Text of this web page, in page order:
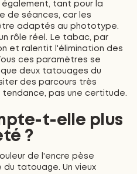
tant pour la
de séances, car les
adaptés au phototype.
rôle réel. Le tabac, par
et ralentit l'élimination des
ces paramètres se
deux tatouages du
des parcours très
tendance, pas une certitude.
t-elle plus
?
de l'encre pèse
du tatouage. Un vieux